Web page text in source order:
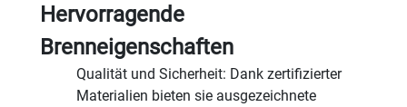
Hervorragende
Brenneigenschaften
Qualität und Sicherheit: Dank zertifizierter
Materialien bieten sie ausgezeichnete